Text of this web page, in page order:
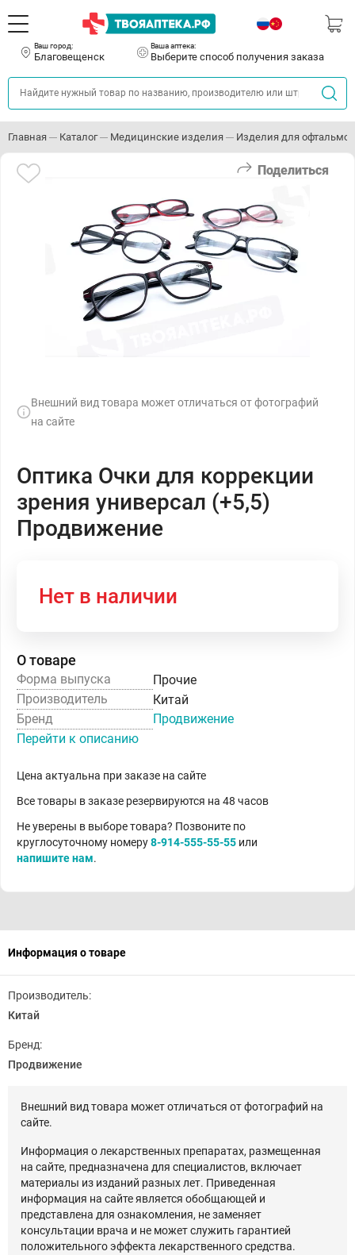
Ваш город:
Благовещенск
Ваша аптека:
Выберите способ получения заказа
Главная Каталог Медицинские изделия Изделия для
Поделиться
Внешний вид товара может отличаться от фотографий
на сайте
Оптика Очки для коррекции
зрения универсал (+5,5)
Продвижение
Нет в наличии
О товаре
Форма выпуска
Прочие
Производитель
Китай
Бренд
Продвижение
Перейти к описанию
Цена актуальна при заказе на сайте
Все товары в заказе резервируются на 48 часов
Не уверены в выборе товара? Позвоните по
круглосуточному номеру8-914-555-55-55 или
напишите нам.
Информация о товаре
Производитель:
Китай
Бренд:
Продвижение
Внешний вид товара может отличаться от фотографий на
сайте.
Информация о лекарственных препаратах, размещенная
на сайте, предназначена для специалистов, включает
материалы из изданий разных лет. Приведенная
информация на сайте является обобщающей и
представлена для ознакомления, не заменяет
консультации врача и не может служить гарантией
положительного эффекта лекарственного средства.